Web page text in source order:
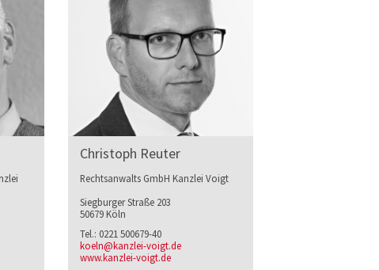
Christoph Reuter
Rechtsanwalts GmbH Kanzlei Voigt
Siegburger Straße 203
50679 Köln
Tel.: 0221 500679-40
koeln@kanzlei-voigt.de
www.kanzlei-voigt.de